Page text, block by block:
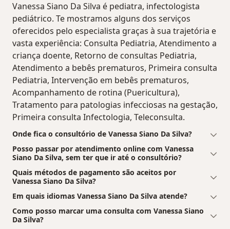
Vanessa Siano Da Silva é pediatra, infectologista
pediátrico. Te mostramos alguns dos serviços
oferecidos pelo especialista graças à sua trajetória e
vasta experiência: Consulta Pediatria, Atendimento a
criança doente, Retorno de consultas Pediatria,
Atendimento a bebês prematuros, Primeira consulta
Pediatria, Intervenção em bebês prematuros,
Acompanhamento de rotina (Puericultura),
Tratamento para patologias infecciosas na gestação,
Primeira consulta Infectologia, Teleconsulta.
Onde fica o consultório de Vanessa Siano Da Silva?
Posso passar por atendimento online com Vanessa
Siano Da Silva, sem ter que ir até o consultório?
Quais métodos de pagamento são aceitos por
Vanessa Siano Da Silva?
Em quais idiomas Vanessa Siano Da Silva atende?
Como posso marcar uma consulta com Vanessa Siano
Da Silva?